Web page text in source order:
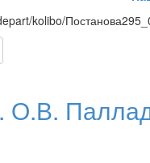
kolibo/
О.В.